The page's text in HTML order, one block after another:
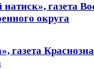
газета
округа
газета